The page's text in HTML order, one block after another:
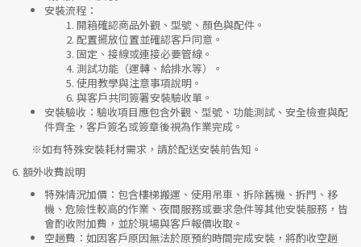
安裝流程 ：
開箱確認商品外觀、型號、顏色與配件。
配置擺放位置並確認客戶同意。
固定、接線或連接必要管線。
測試功能（運轉、給排水等）。
使用教學與注意事項說明。
與客戶共同簽署安裝驗收單。
安裝驗收 ：驗收項目應包含外觀、型號、功能測試、安全檢查與配
件齊全，客戶簽名或簽章後視為作業完成。
※如有特殊安裝耗材需求，請於配送安裝前告知。
6. 額外收費說明
特殊情況加價 ：包含樓梯搬運、使用吊車、拆除舊機、拆門、移
機、危險性較高的作業、夜間服務或要求急件等其他安裝服務，皆
會酌收附加費，並於現場與客戶報價收取。
空趟費 ：如因客戶原因無法於原預約時間完成安裝，將酌收空趟